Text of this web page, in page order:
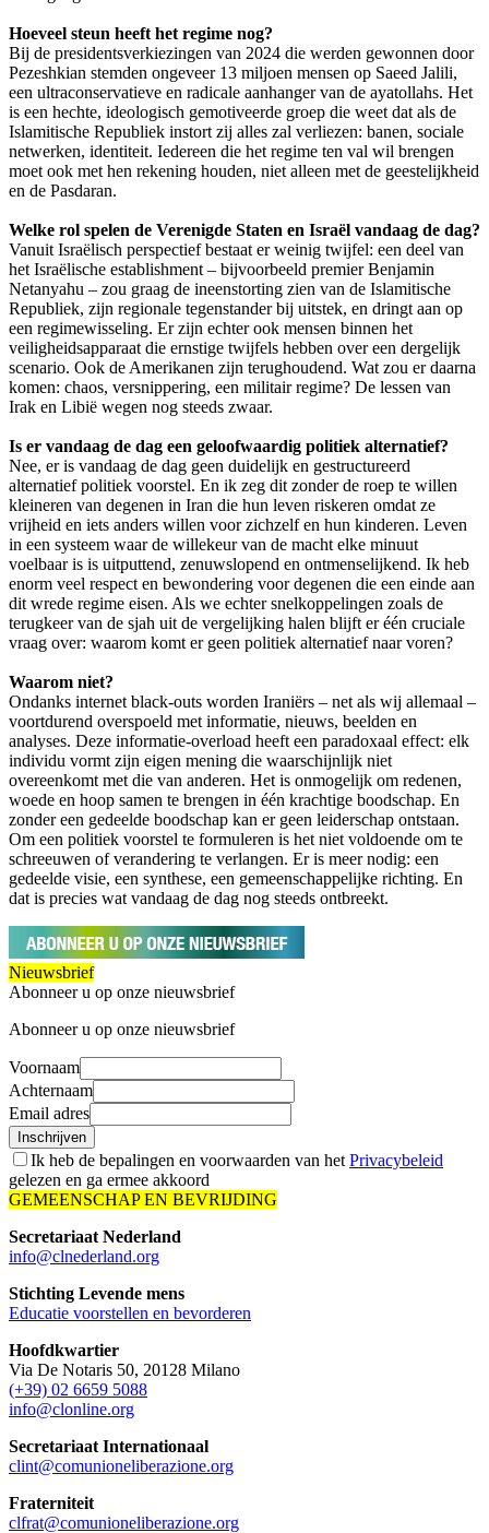
Hoeveel steun heeft het regime nog?
Bij de presidentsverkiezingen van 2024 die werden gewonnen door
Pezeshkian stemden ongeveer 13 miljoen mensen op Saeed Jalili,
een ultraconservatieve en radicale aanhanger van de ayatollahs. Het
is een hechte, ideologisch gemotiveerde groep die weet dat als de
Islamitische Republiek instort zij alles zal verliezen: banen, sociale
netwerken, identiteit. Iedereen die het regime ten val wil brengen
moet ook met hen rekening houden, niet alleen met de geestelijkheid
en de Pasdaran.
Welke rol spelen de Verenigde Staten en Israël vandaag de dag?
Vanuit Israëlisch perspectief bestaat er weinig twijfel: een deel van
het Israëlische establishment – bijvoorbeeld premier Benjamin
Netanyahu – zou graag de ineenstorting zien van de Islamitische
Republiek, zijn regionale tegenstander bij uitstek, en dringt aan op
een regimewisseling. Er zijn echter ook mensen binnen het
veiligheidsapparaat die ernstige twijfels hebben over een dergelijk
scenario. Ook de Amerikanen zijn terughoudend. Wat zou er daarna
komen: chaos, versnippering, een militair regime? De lessen van
Irak en Libië wegen nog steeds zwaar.
Is er vandaag de dag een geloofwaardig politiek alternatief?
Nee, er is vandaag de dag geen duidelijk en gestructureerd
alternatief politiek voorstel. En ik zeg dit zonder de roep te willen
kleineren van degenen in Iran die hun leven riskeren omdat ze
vrijheid en iets anders willen voor zichzelf en hun kinderen. Leven
in een systeem waar de willekeur van de macht elke minuut
voelbaar is is uitputtend, zenuwslopend en ontmenselijkend. Ik heb
enorm veel respect en bewondering voor degenen die een einde aan
dit wrede regime eisen. Als we echter snelkoppelingen zoals de
terugkeer van de sjah uit de vergelijking halen blijft er één cruciale
vraag over: waarom komt er geen politiek alternatief naar voren?
Waarom niet?
Ondanks internet black-outs worden Iraniërs – net als wij allemaal –
voortdurend overspoeld met informatie, nieuws, beelden en
analyses. Deze informatie-overload heeft een paradoxaal effect: elk
individu vormt zijn eigen mening die waarschijnlijk niet
overeenkomt met die van anderen. Het is onmogelijk om redenen,
woede en hoop samen te brengen in één krachtige boodschap. En
zonder een gedeelde boodschap kan er geen leiderschap ontstaan.
Om een politiek voorstel te formuleren is het niet voldoende om te
schreeuwen of verandering te verlangen. Er is meer nodig: een
gedeelde visie, een synthese, een gemeenschappelijke richting. En
dat is precies wat vandaag de dag nog steeds ontbreekt.
Nieuwsbrief
Abonneer u op onze nieuwsbrief
Abonneer u op onze nieuwsbrief
Voornaam
Achternaam
Email adres
Inschrijven
Ik heb de bepalingen en voorwaarden van het Privacybeleid
gelezen en ga ermee akkoord
GEMEENSCHAP EN BEVRIJDING
Secretariaat Nederland
info@clnederland.org
Stichting Levende mens
Educatie voorstellen en bevorderen
Hoofdkwartier
Via De Notaris 50, 20128 Milano
(+39) 02 6659 5088
info@clonline.org
Secretariaat Internationaal
clint@comunioneliberazione.org
Fraterniteit
clfrat@comunioneliberazione.org